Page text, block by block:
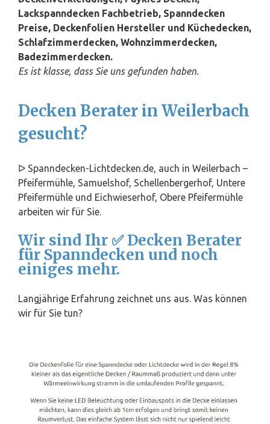
Lackspanndecken Fachbetrieb, Spanndecken
Preise, Deckenfolien Hersteller und Küchedecken,
Schlafzimmerdecken, Wohnzimmerdecken,
Badezimmerdecken.
Es ist klasse, dass Sie uns gefunden haben.
Decken Berater in Weilerbach
gesucht?
ᐅ Spanndecken-Lichtdecken.de, auch in Weilerbach –
Pfeifermühle, Samuelshof, Schellenbergerhof, Untere
Pfeifermühle und Eichwieserhof, Obere Pfeifermühle
arbeiten wir für Sie.
Wir sind Ihr ✅ Decken Berater
für Spanndecken und noch
einiges mehr.
Langjährige Erfahrung zeichnet uns aus. Was können
wir für Sie tun?